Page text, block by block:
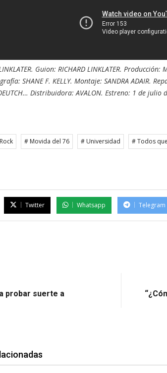
Guion: RICHARD LINKLATER. Producción:
SHANE F. KELLY. Montaje: SANDRA ADAIR.
DEUTCH… Distribuidora: AVALON. Estreno: 1 de julio
# Movida del 76 # Universidad # Todos
Twitter Whatsapp Telegram
probar suerte a